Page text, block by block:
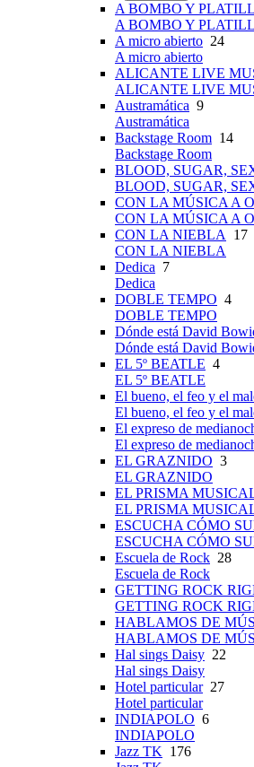
A BOMBO Y
A BOMBO Y
A micro abierto 24
A micro abierto
ALICANTE LIVE
ALICANTE LIVE
Austramática 9
Austramática
Backstage Room 14
Backstage Room
BLOOD, SUGAR,
BLOOD, SUGAR,
CON LA MÚSICA A
CON LA MÚSICA A
CON LA NIEBLA
17
CON LA NIEBLA
Dedica 7
Dedica
DOBLE TEMPO 4
DOBLE TEMPO
Dónde está David
Dónde está David
EL 5º BEATLE 4
EL 5º BEATLE
El bueno, el feo y el
El bueno, el feo y el
El expreso de
El expreso de
EL GRAZNIDO 3
EL GRAZNIDO
EL PRISMA
EL PRISMA
ESCUCHA CÓMO
ESCUCHA CÓMO
Escuela de Rock 28
Escuela de Rock
GETTING ROCK
GETTING ROCK
HABLAMOS DE
HABLAMOS DE
Hal sings Daisy 22
Hal sings Daisy
Hotel particular27
Hotel particular
INDIAPOLO 6
INDIAPOLO
Jazz TK 176